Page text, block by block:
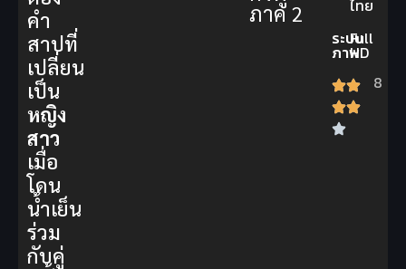
ภาค 2
ไทย
ระบบ
ภาพ
Full
HD
8
คำ
สาปที่
เปลี่ยน
เป็น
หญิง
สาว
เมื่อ
โดน
น้ำเย็น
ร่วม
กับคู่